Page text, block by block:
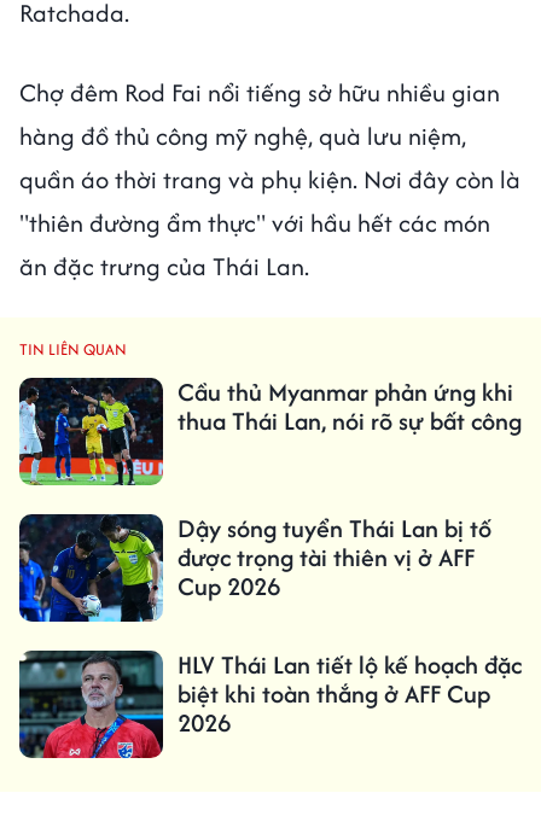
Ratchada.
Chợ đêm Rod Fai nổi tiếng sở hữu nhiều gian
hàng đồ thủ công mỹ nghệ, quà lưu niệm,
quần áo thời trang và phụ kiện. Nơi đây còn là
"thiên đường ẩm thực" với hầu hết các món
ăn đặc trưng của Thái Lan.
TIN LIÊN QUAN
Cầu thủ Myanmar phản ứng khi
thua Thái Lan, nói rõ sự bất công
Dậy sóng tuyển Thái Lan bị tố
được trọng tài thiên vị ở AFF
Cup 2026
HLV Thái Lan tiết lộ kế hoạch đặc
biệt khi toàn thắng ở AFF Cup
2026